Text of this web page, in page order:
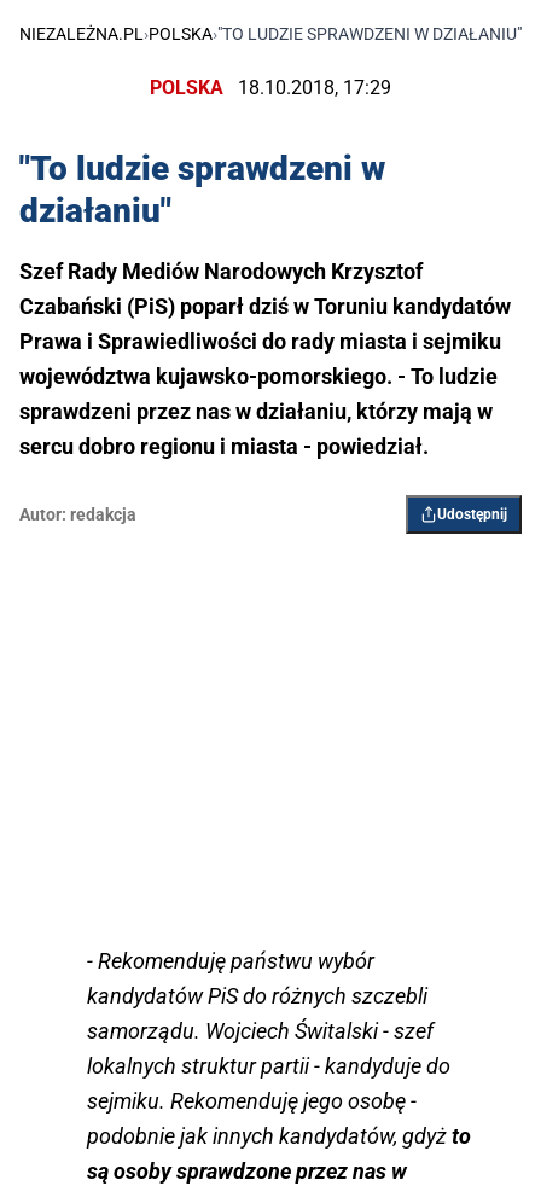
NIEZALEŻNA.PL ›POLSKA›"TO LUDZIE SPRAWDZENI W DZIAŁANIU"
POLSKA 18.10.2018, 17:29
"To ludzie sprawdzeni w
działaniu"
Szef Rady Mediów Narodowych Krzysztof
Czabański (PiS) poparł dziś w Toruniu kandydatów
Prawa i Sprawiedliwości do rady miasta i sejmiku
województwa kujawsko-pomorskiego. - To ludzie
sprawdzeni przez nas w działaniu, którzy mają w
sercu dobro regionu i miasta - powiedział.
Autor: redakcja Udostępnij
- Rekomenduję państwu wybór
kandydatów PiS do różnych szczebli
samorządu. Wojciech Świtalski - szef
lokalnych struktur partii - kandyduje do
sejmiku. Rekomenduję jego osobę -
podobnie jak innych kandydatów, gdyżto
są osoby sprawdzone przez nas w